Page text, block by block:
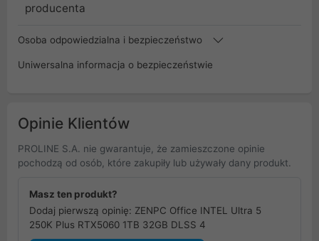
producenta
Osoba odpowiedzialna i bezpieczeństwo
Uniwersalna informacja o bezpieczeństwie
Opinie Klientów
PROLINE S.A. nie gwarantuje, że zamieszczone opinie
pochodzą od osób, które zakupiły lub używały dany produkt.
Masz ten produkt?
Dodaj pierwszą opinię: ZENPC Office INTEL Ultra 5
250K Plus RTX5060 1TB 32GB DLSS 4